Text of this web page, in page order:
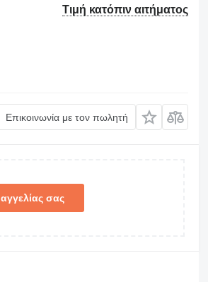
Τιμή κατόπιν αιτήματος
Επικοινωνία με τον πωλητή
σας